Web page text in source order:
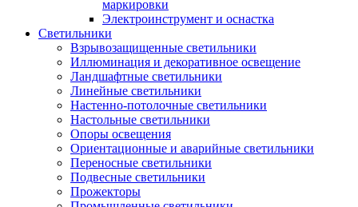
маркировки
Электроинструмент и оснастка
Светильники
Взрывозащищенные светильники
Иллюминация и декоративное освещение
Ландшафтные светильники
Линейные светильники
Настенно-потолочные светильники
Настольные светильники
Опоры освещения
Ориентационные и аварийные светильники
Переносные светильники
Подвесные светильники
Прожекторы